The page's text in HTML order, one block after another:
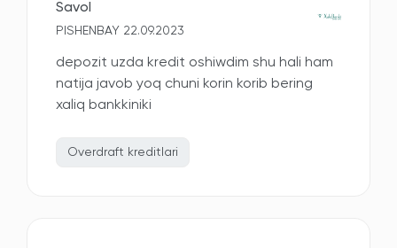
Savol
PISHENBAY 22.09.2023
depozit uzda kredit oshiwdim shu hali ham
natija javob yoq chuni korin korib bering
xaliq bankkiniki
Overdraft kreditlari